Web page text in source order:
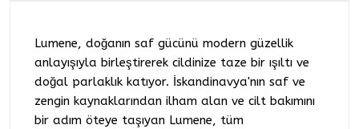
Lumene, doğanın saf gücünü modern güzellik
anlayışıyla birleştirerek cildinize taze bir ışıltı ve
doğal parlaklık katıyor. İskandinavya'nın saf ve
zengin kaynaklarından ilham alan ve cilt bakımını
bir adım öteye taşıyan Lumene, tüm